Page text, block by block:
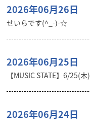
2026年06月26日
せいらです(^_-)-☆
2026年06月25日
【MUSIC STATE】6/25(
2026年06月24日